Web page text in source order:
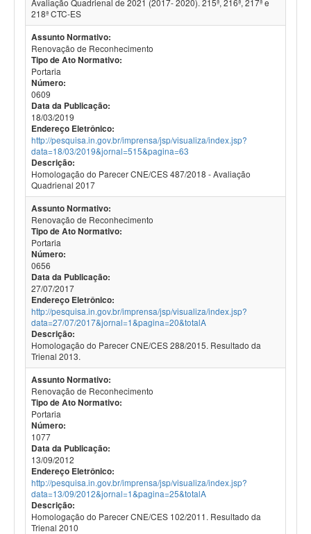
Avaliação Quadrienal de 2021 (2017- 2020). 215ª, 216ª, 217ª e
218ª CTC-ES
Assunto Normativo:
Renovação de Reconhecimento
Tipo de Ato Normativo:
Portaria
Número:
0609
Data da Publicação:
18/03/2019
Endereço Eletrônico:
http://pesquisa.in.gov.br/imprensa/jsp/visualiza/index.jsp?
data=18/03/2019&jornal=515&pagina=63
Descrição:
Homologação do Parecer CNE/CES 487/2018 - Avaliação
Quadrienal 2017
Assunto Normativo:
Renovação de Reconhecimento
Tipo de Ato Normativo:
Portaria
Número:
0656
Data da Publicação:
27/07/2017
Endereço Eletrônico:
http://pesquisa.in.gov.br/imprensa/jsp/visualiza/index.jsp?
data=27/07/2017&jornal=1&pagina=20&totalA
Descrição:
Homologação do Parecer CNE/CES 288/2015. Resultado da
Trienal 2013.
Assunto Normativo:
Renovação de Reconhecimento
Tipo de Ato Normativo:
Portaria
Número:
1077
Data da Publicação:
13/09/2012
Endereço Eletrônico:
http://pesquisa.in.gov.br/imprensa/jsp/visualiza/index.jsp?
data=13/09/2012&jornal=1&pagina=25&totalA
Descrição:
Homologação do Parecer CNE/CES 102/2011. Resultado da
Trienal 2010